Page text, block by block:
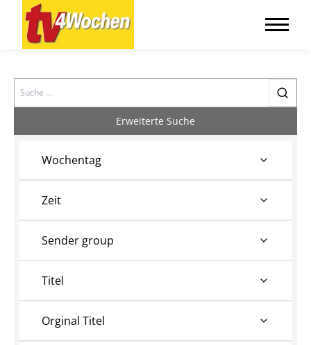
Search
Erweiterte Suche
Wochentag
Zeit
Sender group
Titel
Orginal Titel